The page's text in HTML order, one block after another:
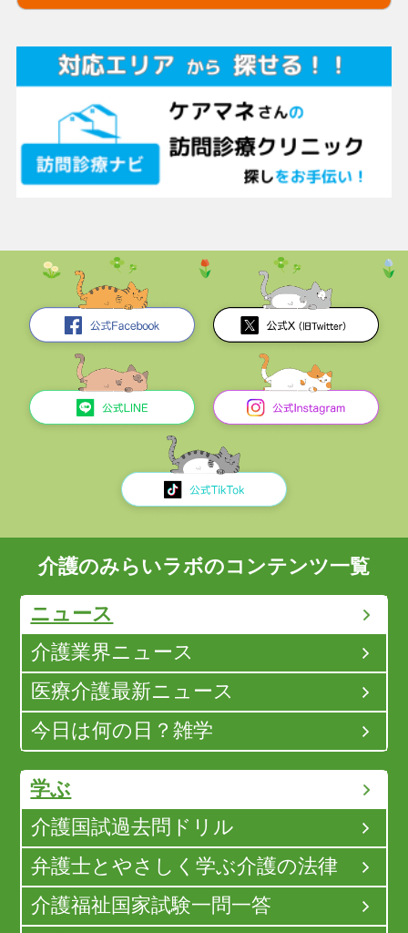
介護のみらいラボのコンテンツ一覧
ニュース
介護業界ニュース
医療介護最新ニュース
今日は何の日？雑学
学ぶ
介護国試過去問ドリル
弁護士とやさしく学ぶ介護の法律
介護福祉国家試験一問一答